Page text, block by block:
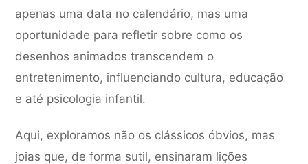
apenas uma data no calendário, mas uma
oportunidade para refletir sobre como os
desenhos animados transcendem o
entretenimento, influenciando cultura, educação
e até psicologia infantil.
Aqui, exploramos não os clássicos óbvios, mas
joias que, de forma sutil, ensinaram lições